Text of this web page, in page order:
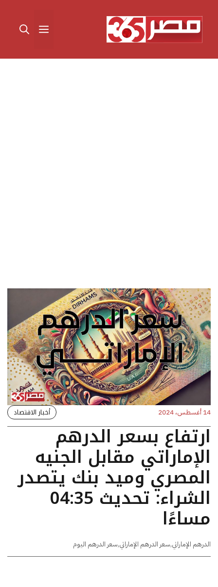
المحتوى القائمة
14 أغسطس، 2024 أخبار الاقتصاد
ارتفاع بسعر الدرهم
الإماراتي مقابل الجنيه
المصري وميد بنك يتصدر
الشراء: تحديث 04:35
مساءًا
الدرهم الإماراتي,سعر الدرهم الإماراتي,سعر الدرهم اليوم